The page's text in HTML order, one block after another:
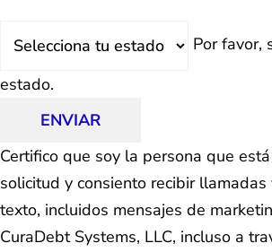
Por favor,
estado.
ENVIAR
Certifico que soy la persona que
solicitud y consiento recibir llamadas
texto, incluidos mensajes de
CuraDebt Systems, LLC, incluso a